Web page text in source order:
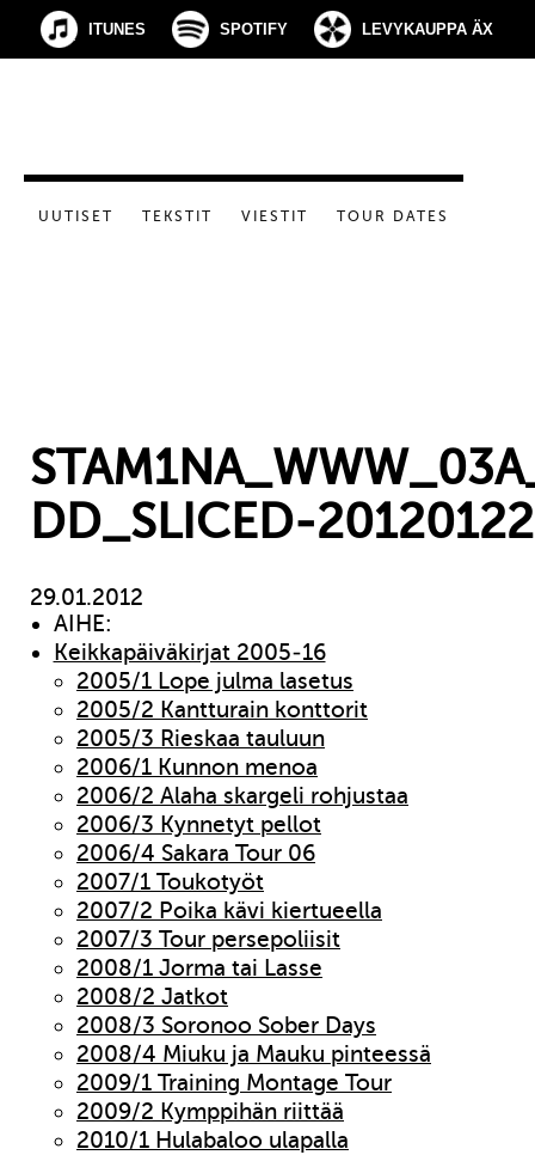
ITUNES SPOTIFY LEVYKAUPPA ÄX
UUTISET TEKSTIT VIESTIT TOUR DATES
DD_SLICED-
29.01.2012
AIHE:
Keikkapäiväkirjat 2005-16
2005/1 Lope julma lasetus
2005/2 Kantturain konttorit
2005/3 Rieskaa tauluun
2006/1 Kunnon menoa
2006/2 Alaha skargeli rohjustaa
2006/3 Kynnetyt pellot
2006/4 Sakara Tour 06
2007/1 Toukotyöt
2007/2 Poika kävi kiertueella
2007/3 Tour persepoliisit
2008/1 Jorma tai Lasse
2008/2 Jatkot
2008/3 Soronoo Sober Days
2008/4 Miuku ja Mauku pinteessä
2009/1 Training Montage Tour
2009/2 Kymppihän riittää
2010/1 Hulabaloo ulapalla